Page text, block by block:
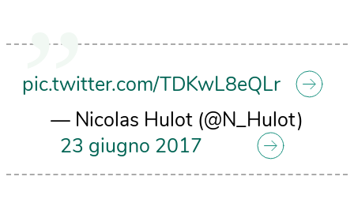
pic.twitter.com/TDKwL8eQLr
— Nicolas Hulot (@N_Hulot)
23 giugno 2017